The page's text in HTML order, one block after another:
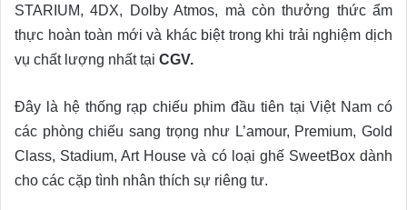
STARIUM, 4DX, Dolby Atmos, mà còn thưởng thức ẩm
thực hoàn toàn mới và khác biệt trong khi trải nghiệm dịch
vụ chất lượng nhất tại CGV.
Đây là hệ thống rạp chiếu phim đầu tiên tại Việt Nam có
các phòng chiếu sang trọng như L’amour, Premium, Gold
Class, Stadium, Art House và có loại ghế SweetBox dành
cho các cặp tình nhân thích sự riêng tư.